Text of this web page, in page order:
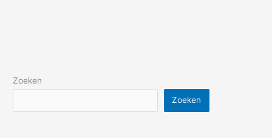
Zoeken
Zoeken